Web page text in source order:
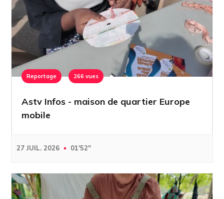
Reportage 266 vues
Astv Infos - maison de quartier Europe
mobile
27 JUIL. 2026 01'52''